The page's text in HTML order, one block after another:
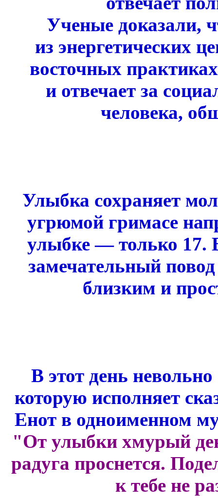
Ученые доказали,
из энергетических
восточных
и отвечает за
человека,
Улыбка сохраняет
угрюмой гримасе
улыбке — только
замечательный
близким и
В этот день
которую исполняет
Енот в одноименном
"От улыбки хмурый
радуга проснется.
к тебе не